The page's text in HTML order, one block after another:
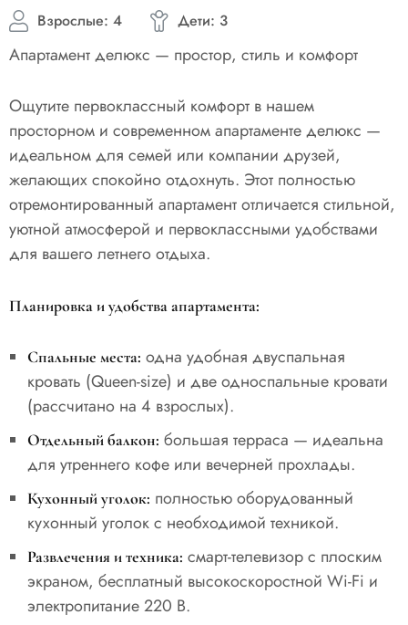
Взрослые: 4
Дети: 3
Апартамент делюкс — простор, стиль и комфорт
Ощутите первоклассный комфорт в нашем
просторном и современном апартаменте делюкс —
идеальном для семей или компании друзей,
желающих спокойно отдохнуть. Этот полностью
отремонтированный апартамент отличается стильной,
уютной атмосферой и первоклассными удобствами
для вашего летнего отдыха.
Планировка и удобства апартамента:
Спальные места: одна удобная двуспальная
кровать (Queen-size) и две односпальные кровати
(рассчитано на 4 взрослых).
Отдельный балкон: большая терраса — идеальна
для утреннего кофе или вечерней прохлады.
Кухонный уголок: полностью оборудованный
кухонный уголок с необходимой техникой.
Развлечения и техника: смарт-телевизор с плоским
экраном, бесплатный высокоскоростной Wi-Fi и
электропитание 220 В.